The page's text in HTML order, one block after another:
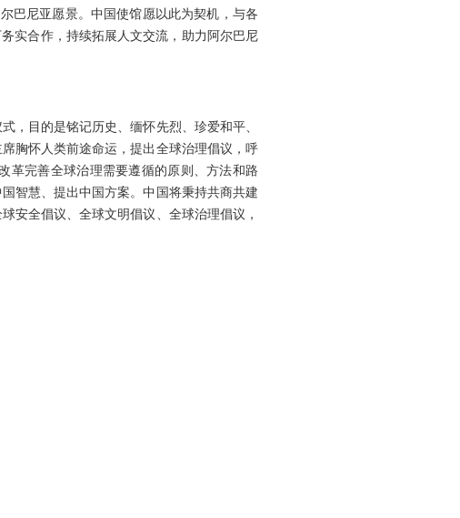
巴尼亚愿景。中国使馆愿以此为契机，与各
实合作，持续拓展人文交流，助力阿尔巴尼
，目的是铭记历史、缅怀先烈、珍爱和平、
胸怀人类前途命运，提出全球治理倡议，呼
革完善全球治理需要遵循的原则、方法和路
智慧、提出中国方案。中国将秉持共商共建
安全倡议、全球文明倡议、全球治理倡议，